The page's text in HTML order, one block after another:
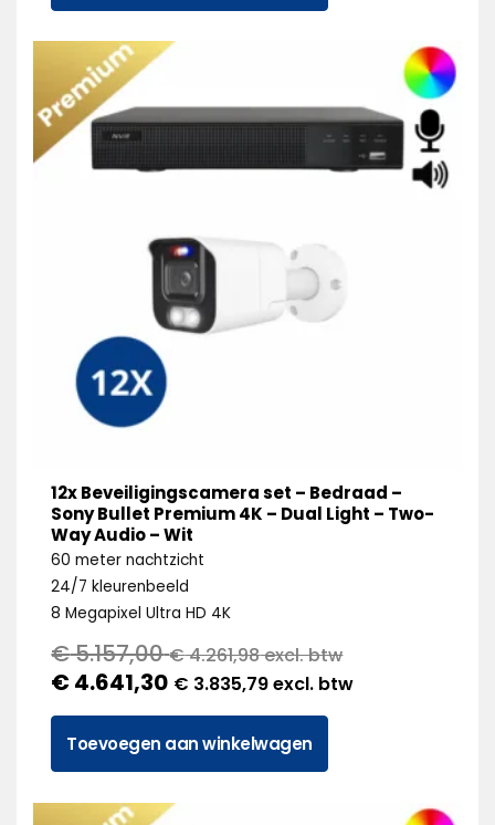
12x Beveiligingscamera set – Bedraad –
Sony Bullet Premium 4K – Dual Light – Two-
Way Audio – Wit
60 meter nachtzicht
24/7 kleurenbeeld
8 Megapixel Ultra HD 4K
€5.157,00 €4.261,98excl. btw
€4.641,30 € 3.835,79excl. btw
Toevoegen aan winkelwagen